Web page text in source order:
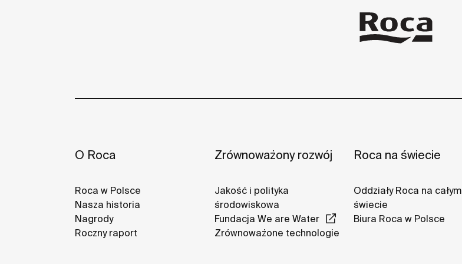
O Roca
Roca w Polsce
Nasza historia
Nagrody
Roczny raport
Zrównoważony rozwój
Jakość i polityka
środowiskowa
Fundacja We are Water
Zrównoważone technologie
Roca na świecie
Oddziały Roca na całym
świecie
Biura Roca w Polsce